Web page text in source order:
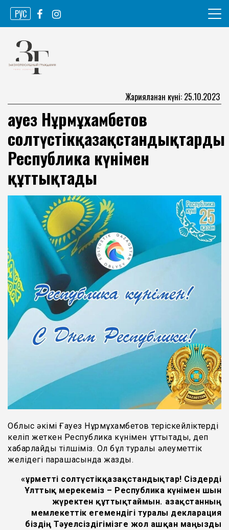
Skip
content
РУС
Законопослушный гражданин
Жарияланған күні: 25.10.2023
Ғауез Нұрмұхамбетов
солтүстікқазақстандықтарды
Республика күнімен
құттықтады
Облыс әкімі Ғауез Нұрмұхамбетов теріскейліктерді
келіп жеткен Республика күнімен құттықтады, деп
хабарлайды тілшіміз. Ол бұл туралы әлеуметтік
желідегі парақшасында жазды.
«Құрметті солтүстікқазақстандықтар! Сіздерді
Ұлттық мерекеміз – Республика күнімен шын
жүректен құттықтаймын. Қазақстанның
мемлекеттік егемендігі туралы декларация
біздің Тәуелсіздігімізге жол ашқан маңызды